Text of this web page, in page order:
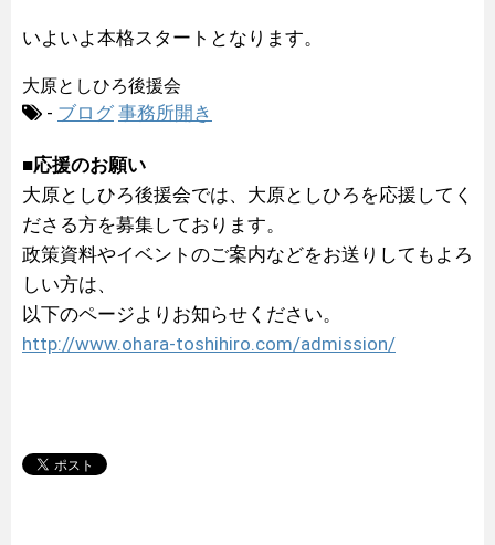
いよいよ本格スタートとなります。
大原としひろ後援会
- ブログ 事務所開き
■応援のお願い
大原としひろ後援会では、大原としひろを応援してく
ださる方を募集しております。
政策資料やイベントのご案内などをお送りしてもよろ
しい方は、
以下のページよりお知らせください。
http://www.ohara-toshihiro.com/admission/